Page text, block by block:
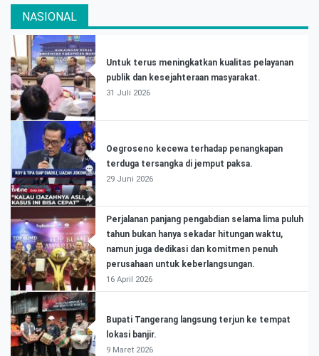
NASIONAL
Untuk terus meningkatkan kualitas pelayanan
publik dan kesejahteraan masyarakat.
31 Juli 2026
Oegroseno kecewa terhadap penangkapan
terduga tersangka di jemput paksa.
29 Juni 2026
Perjalanan panjang pengabdian selama lima puluh
tahun bukan hanya sekadar hitungan waktu,
namun juga dedikasi dan komitmen penuh
perusahaan untuk keberlangsungan.
16 April 2026
Bupati Tangerang langsung terjun ke tempat
lokasi banjir.
9 Maret 2026